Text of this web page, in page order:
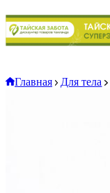
Главная Для тела